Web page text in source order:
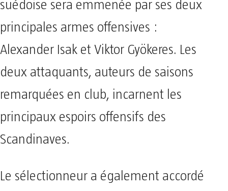
suédoise sera emmenée par ses deux
principales armes offensives :
Alexander Isak et Viktor Gyökeres. Les
deux attaquants, auteurs de saisons
remarquées en club, incarnent les
principaux espoirs offensifs des
Scandinaves.
Le sélectionneur a également accordé